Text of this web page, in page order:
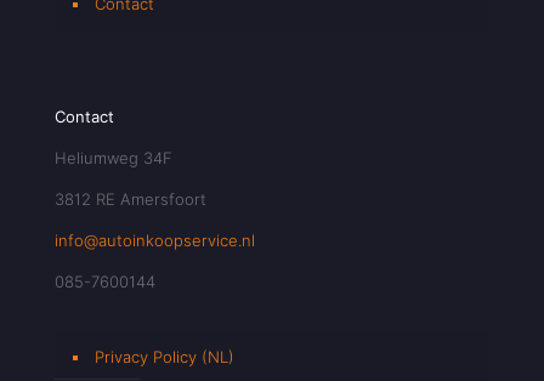
Contact
Heliumweg 34F
3812 RE Amersfoort
info@autoinkoopservice.nl
085-7600144
Privacy Policy (NL)